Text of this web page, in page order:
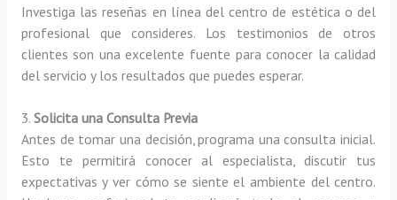
Investiga las reseñas en línea del centro de estética o del
profesional que consideres. Los testimonios de otros
clientes son una excelente fuente para conocer la calidad
del servicio y los resultados que puedes esperar.
3. Solicita una Consulta Previa
Antes de tomar una decisión, programa una consulta inicial.
Esto te permitirá conocer al especialista, discutir tus
expectativas y ver cómo se siente el ambiente del centro.